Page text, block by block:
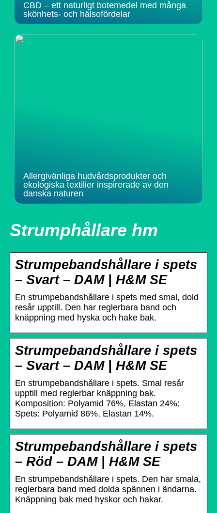
CBD – ett naturligt botemedel med många
skönhets- och hälsofördelar
Allergivänliga hudvårdsprodukter och
ekologiska textilier inspirerade av den
danska naturen
Strumphållare hm
Strumpebandshållare i spets
– Svart – DAM | H&M SE
En strumpebandshållare i spets med smal, dold
resår upptill. Den har reglerbara band och
knäppning med hyska och hake bak.
Strumpebandshållare i spets
– Svart – DAM | H&M SE
En strumpebandshållare i spets. Smal resår
upptill med reglerbar knäppning bak.
Komposition: Polyamid 76%, Elastan 24%:
Spets: Polyamid 86%, Elastan 14%.
Strumpebandshållare i spets
– Röd – DAM | H&M SE
En strumpebandshållare i spets. Den har smala,
reglerbara band med dolda spännen i ändarna.
Knäppning bak med hyskor och hakar.